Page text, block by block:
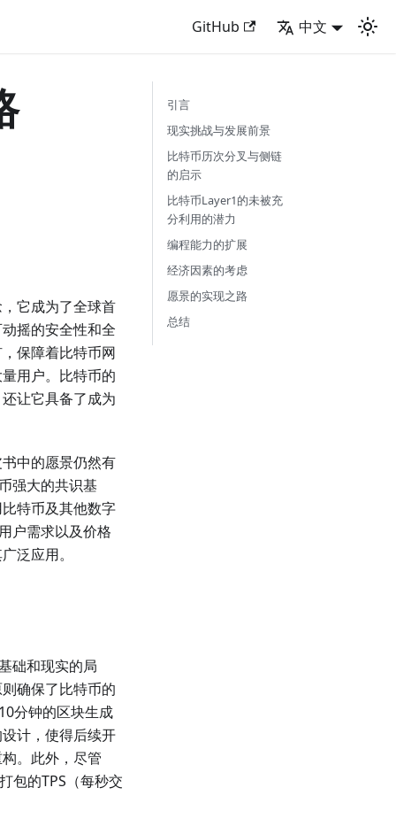
GitHub 中文
它成为了全球首
摇的安全性和全
保障着比特币网
用户。比特币的
让它具备了成为
中的愿景仍然有
强大的共识基
特币及其他数字
户需求以及价格
泛应用。
础和现实的局
确保了比特币的
分钟的区块生成
计，使得后续开
。此外，尽管
包的TPS（每秒交
引言
现实挑战与发展前景
比特币历次分叉与侧链
的启示
比特币Layer1的未被充
分利用的潜力
编程能力的扩展
经济因素的考虑
愿景的实现之路
总结